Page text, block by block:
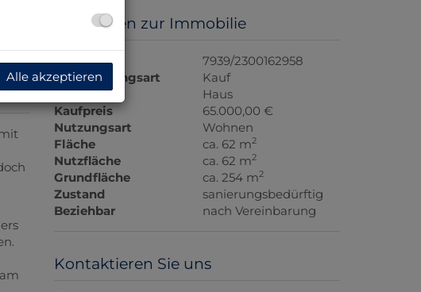
Basisdaten zur Immobilie
Objektnr.
7939/2300162958
Vermarktungsart
Kauf
Objektart
Haus
Kaufpreis
65.000,00 €
Nutzungsart
Wohnen
Fläche
ca. 62 m2
Nutzfläche ca. 62 m2
Grundfläche ca. 254 m2
Zustand
sanierungsbedürftig
Beziehbar
nach Vereinbarung
Kontaktieren Sie uns
Alle akzeptieren